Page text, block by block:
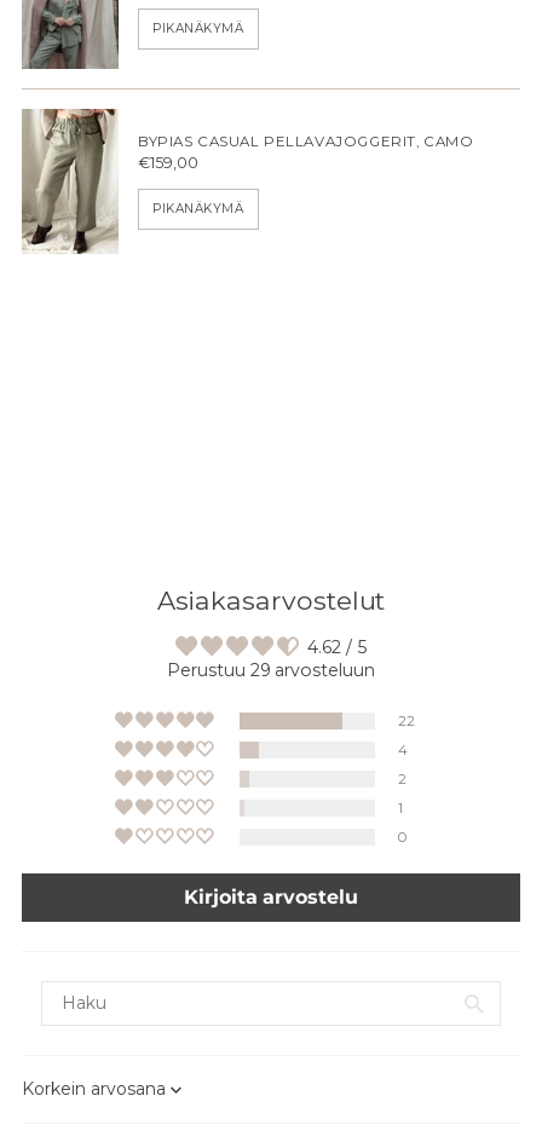
PIKANÄKYMÄ
BYPIAS CASUAL PELLAVAJOGGERIT, CAMO
€159,00
PIKANÄKYMÄ
Asiakasarvostelut
4.62 / 5
Perustuu 29 arvosteluun
22
4
2
1
0
Kirjoita arvostelu
Sort by